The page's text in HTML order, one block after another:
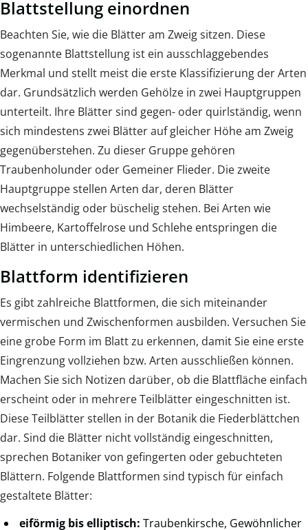
Blattstellung einordnen
Beachten Sie, wie die Blätter am Zweig sitzen. Diese
sogenannte Blattstellung ist ein ausschlaggebendes
Merkmal und stellt meist die erste Klassifizierung der Arten
dar. Grundsätzlich werden Gehölze in zwei Hauptgruppen
unterteilt. Ihre Blätter sind gegen- oder quirlständig, wenn
sich mindestens zwei Blätter auf gleicher Höhe am Zweig
gegenüberstehen. Zu dieser Gruppe gehören
Traubenholunder oder Gemeiner Flieder. Die zweite
Hauptgruppe stellen Arten dar, deren Blätter
wechselständig oder büschelig stehen. Bei Arten wie
Himbeere, Kartoffelrose und Schlehe entspringen die
Blätter in unterschiedlichen Höhen.
Blattform identifizieren
Es gibt zahlreiche Blattformen, die sich miteinander
vermischen und Zwischenformen ausbilden. Versuchen Sie
eine grobe Form im Blatt zu erkennen, damit Sie eine erste
Eingrenzung vollziehen bzw. Arten ausschließen können.
Machen Sie sich Notizen darüber, ob die Blattfläche einfach
erscheint oder in mehrere Teilblätter eingeschnitten ist.
Diese Teilblätter stellen in der Botanik die Fiederblättchen
dar. Sind die Blätter nicht vollständig eingeschnitten,
sprechen Botaniker von gefingerten oder gebuchteten
Blättern. Folgende Blattformen sind typisch für einfach
gestaltete Blätter:
eiförmig bis elliptisch: Traubenkirsche, Gewöhnlicher